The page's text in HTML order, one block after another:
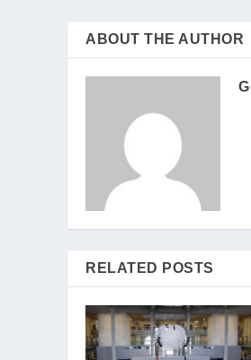
ABOUT THE AUTHOR
RELATED POSTS